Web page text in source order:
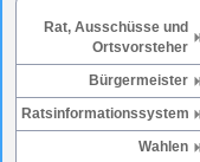
Rat, Ausschüsse und
Ortsvorsteher
Bürgermeister
Ratsinformationssystem
Wahlen